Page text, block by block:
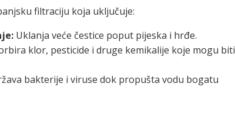
filtraciju koja uključuje:
Uklanja veće čestice poput pijeska i hrđe.
klor, pesticide i druge kemikalije koje mogu biti
bakterije i viruse dok propušta vodu bogatu